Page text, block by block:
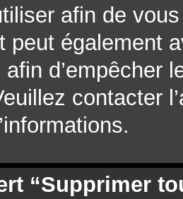
afin de
peut également
d’empêcher
contacter
“Supprimer